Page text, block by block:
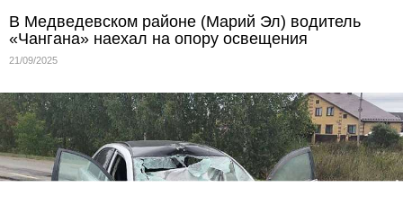
В Медведевском районе (Марий Эл) водитель
«Чангана» наехал на опору освещения
21/09/2025